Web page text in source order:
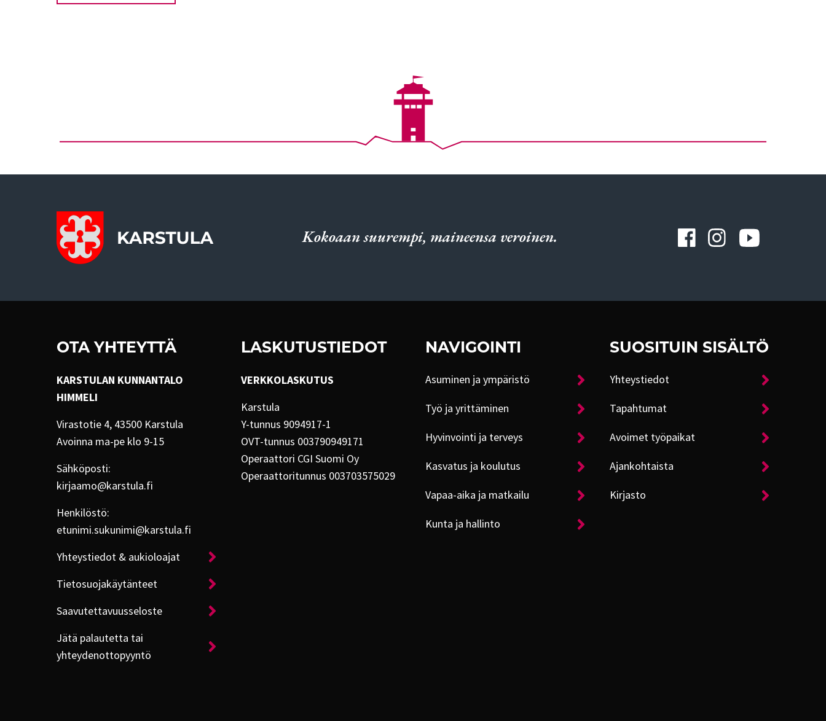
Kokoaan suurempi, maineensa veroinen.
OTA YHTEYTTÄ
KARSTULAN KUNNANTALO
HIMMELI
Virastotie 4, 43500 Karstula
Avoinna ma-pe klo 9-15
Sähköposti:
kirjaamo@karstula.fi
Henkilöstö:
etunimi.sukunimi@karstula.fi
Yhteystiedot & aukioloajat
Tietosuojakäytänteet
Saavutettavuusseloste
Jätä palautetta tai
yhteydenottopyyntö
LASKUTUSTIEDOT
VERKKOLASKUTUS
Karstula
Y-tunnus 9094917-1
OVT-tunnus 003790949171
Operaattori CGI Suomi Oy
Operaattoritunnus 003703575029
NAVIGOINTI
Asuminen ja ympäristö
Työ ja yrittäminen
Hyvinvointi ja terveys
Kasvatus ja koulutus
Vapaa-aika ja matkailu
Kunta ja hallinto
SUOSITUIN SISÄLTÖ
Yhteystiedot
Tapahtumat
Avoimet työpaikat
Ajankohtaista
Kirjasto